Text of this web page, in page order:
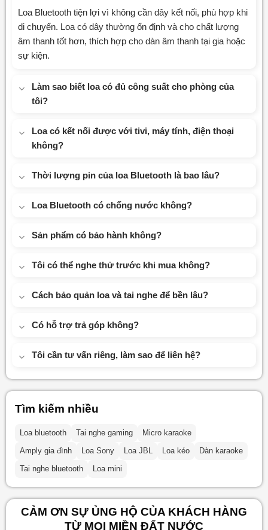
Loa Bluetooth tiện lợi vì không cần dây kết nối, phù hợp khi
di chuyển. Loa có dây thường ổn định và cho chất lượng
âm thanh tốt hơn, thích hợp cho dàn âm thanh tại gia hoặc
sự kiện.
Làm sao biết loa có đủ công suất cho phòng của
tôi?
Loa có kết nối được với tivi, máy tính, điện thoại
không?
Thời lượng pin của loa Bluetooth là bao lâu?
Loa Bluetooth có chống nước không?
Sản phẩm có bảo hành không?
Tôi có thể nghe thử trước khi mua không?
Cách bảo quản loa và tai nghe để bền lâu?
Có hỗ trợ trả góp không?
Tôi cần tư vấn riêng, làm sao để liên hệ?
Tìm kiếm nhiều
Loa bluetooth Tai nghe gaming
Micro karaoke
Amply gia đình
Loa Sony Loa JBL Loa kéo
Dàn karaoke
Tai nghe bluetooth
Loa mini
CẢM ƠN SỰ ỦNG HỘ CỦA KHÁCH HÀNG
TỪ MỌI MIỀN ĐẤT NƯỚC